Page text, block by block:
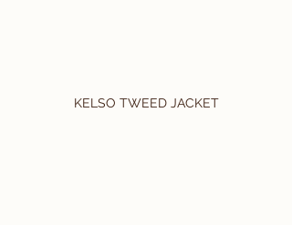
KELSO TWEED JACKET